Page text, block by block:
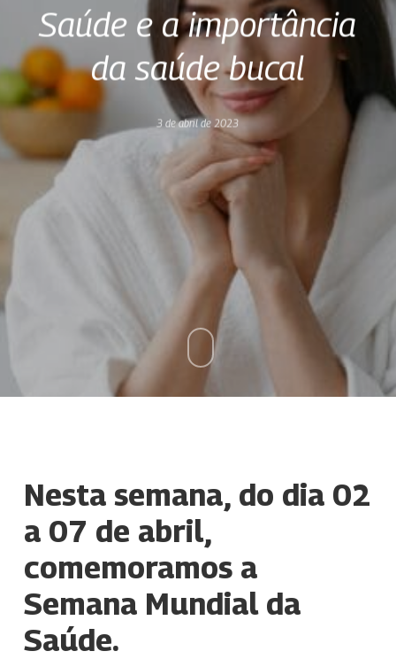
Saúde e a importância
da saúde bucal
3 de abril de 2023
Nesta semana, do dia 02
a 07 de abril,
comemoramos a
Semana Mundial da
Saúde.